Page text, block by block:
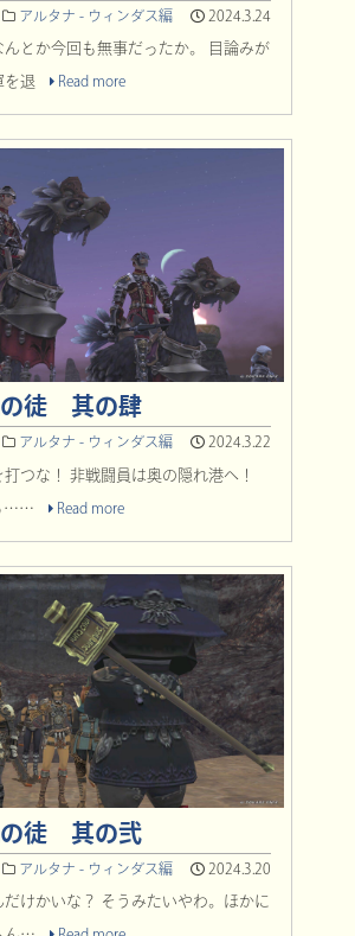
アルタナ - ウィンダス編 2024.3.24
とか今回も無事だったか。 目論みが
を退 Read more
の徒 其の肆
アルタナ - ウィンダス編 2024.3.22
つな！ 非戦闘員は奥の隠れ港へ！
…… Read more
の徒 其の弐
アルタナ - ウィンダス編 2024.3.20
けかいな？ そうみたいやわ。ほかに